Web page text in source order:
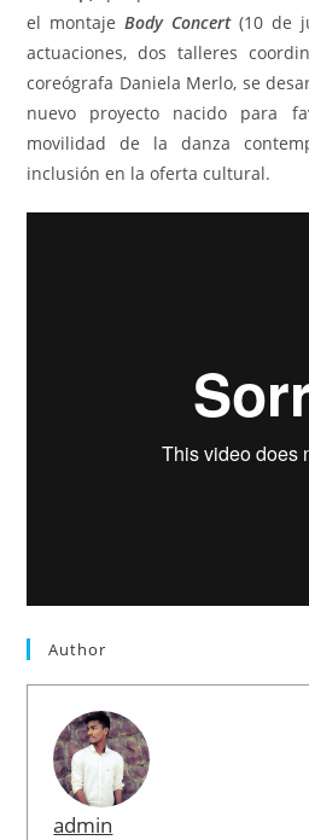
el montaje Body Concert(10 de
actuaciones, dos talleres
coreógrafa Daniela Merlo, se
nuevo proyecto nacido para
movilidad de la danza
inclusión en la oferta cultural.
Author
admin